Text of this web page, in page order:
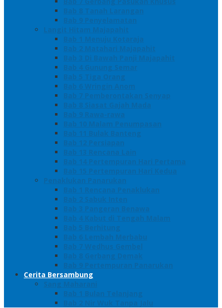
Bab 8 Tanah Larangan
Bab 9 Penyelamatan
Langit Hitam Majapahit
Bab 1 Menuju Kotaraja
Bab 2 Matahari Majapahit
Bab 3 Di Bawah Panji Majapahit
Bab 4 Gunung Semar
Bab 5 Tiga Orang
Bab 6 Wringin Anom
Bab 7 Pemberontakan Senyap
Bab 8 Siasat Gajah Mada
Bab 9 Rawa-rawa
Bab 10 Malam Penumpasan
Bab 11 Bulak Banteng
Bab 12 Persiapan
Bab 13 Rencana Lain
Bab 14 Pertempuran Hari Pertama
Bab 15 Pertempuran Hari Kedua
Penaklukan Panarukan
Bab 1 Rencana Penaklukan
Bab 2 Sabuk Inten
Bab 3 Pangeran Benawa
Bab 4 Kabut di Tengah Malam
Bab 5 Berhitung
Bab 6 Lembah Merbabu
Bab 7 Wedhus Gembel
Bab 8 Gerbang Demak
Bab 9 Pertempuran Panarukan
Cerita Bersambung
Sang Maharani
Bab 1 Bulan Telanjang
Bab 2 Nir Wuk Tanpa Jalu